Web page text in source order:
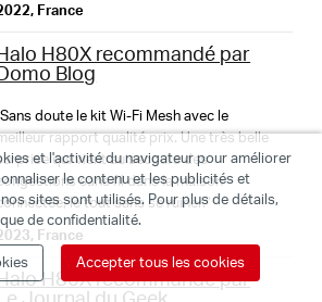
Câble Ethernet
Étape 2
vos appareils
France
H80X recommandé par
Blog
doute le kit Wi-Fi Mesh avec le
rapport qualité prix. Une très belle
qui vient au secours des
sans fil dans la maison
le tout sans se ruiner."
France
H80X recommandé par
et l'activité du navigateur pour améliorer
le contenu et les publicités et
sites sont utilisés. Pour plus de détails,
de confidentialité.
Accepter tous les cookies